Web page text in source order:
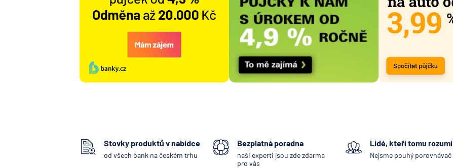
Stovky produktů v nabídce
od všech bank na českém trhu
Bezplatná poradna
naši experti jsou zde zdarma
pro vás
Lidé, kteří tomu rozumí
Nejsme pouhý porovnávač